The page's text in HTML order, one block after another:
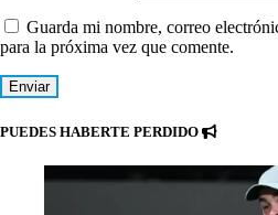
Guarda mi nombre, correo
para la próxima vez que comente.
PUEDES HABERTE PERDIDO